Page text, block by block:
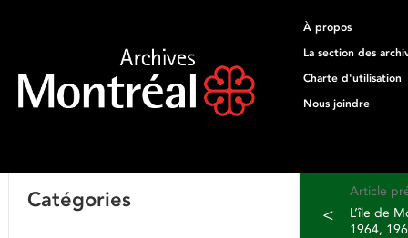
À propos
La section des
Charte d'utilisation
Nous joindre
Article
<
L’île de
1964,
Catégories